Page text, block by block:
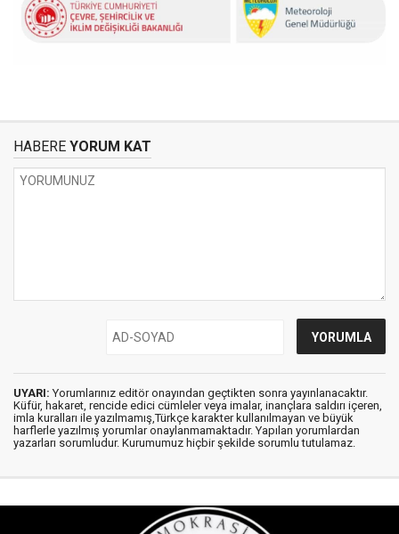
HABERE YORUM KAT
UYARI: Yorumlarınız editör onayından geçtikten sonra yayınlanacaktır.
Küfür, hakaret, rencide edici cümleler veya imalar, inançlara saldırı içeren,
imla kuralları ile yazılmamış,Türkçe karakter kullanılmayan ve büyük
harflerle yazılmış yorumlar onaylanmamaktadır. Yapılan yorumlardan
yazarları sorumludur. Kurumumuz hiçbir şekilde sorumlu tutulamaz.